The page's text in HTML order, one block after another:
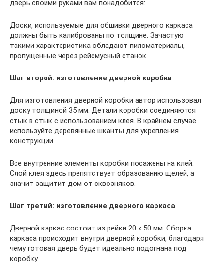
дверь своими руками вам понадобится:
Доски, используемые для обшивки дверного каркаса
должны быть калиброваны по толщине. Зачастую
такими характеристика обладают пиломатериалы,
пропущенные через рейсмусный станок.
Шаг второй: изготовление дверной коробки
Для изготовления дверной коробки автор использовал
доску толщиной 35 мм. Детали коробки соединяются
стык в стык с использованием клея. В крайнем случае
используйте деревянные шканты для укрепления
конструкции.
Все внутренние элементы коробки посажены на клей.
Слой клея здесь препятствует образованию щелей, а
значит защитит дом от сквозняков.
Шаг третий: изготовление дверного каркаса
Дверной каркас состоит из рейки 20 х 50 мм. Сборка
каркаса происходит внутри дверной коробки, благодаря
чему готовая дверь будет идеально подогнана под
коробку.